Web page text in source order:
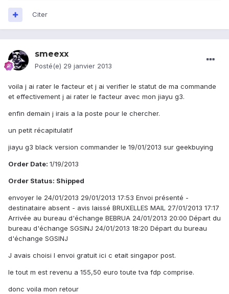
Citer
smeexx
Posté(e) 29 janvier 2013
voila j ai rater le facteur et j ai verifier le statut de ma commande
et effectivement j ai rater le facteur avec mon jiayu g3.
enfin demain j irais a la poste pour le chercher.
un petit récapitulatif
jiayu g3 black version commander le 19/01/2013 sur geekbuying
Order Date: 1/19/2013
Order Status: Shipped
envoyer le 24/01/2013 29/01/2013 17:53 Envoi présenté -
destinataire absent - avis laissé BRUXELLES MAIL 27/01/2013 17:17
Arrivée au bureau d'échange BEBRUA 24/01/2013 20:00 Départ du
bureau d'échange SGSINJ 24/01/2013 18:20 Départ du bureau
d'échange SGSINJ
J avais choisi l envoi gratuit ici c etait singapor post.
le tout m est revenu a 155,50 euro toute tva fdp comprise.
donc voila mon retour